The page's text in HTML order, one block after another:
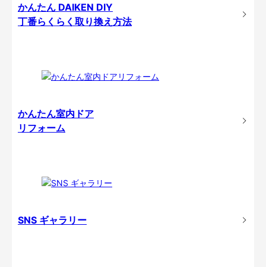
かんたん DAIKEN DIY
丁番らくらく取り換え方法
かんたん室内ドア
リフォーム
SNS ギャラリー